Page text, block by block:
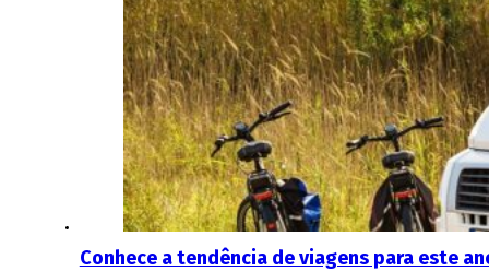
Conhece a tendência de viagens para este